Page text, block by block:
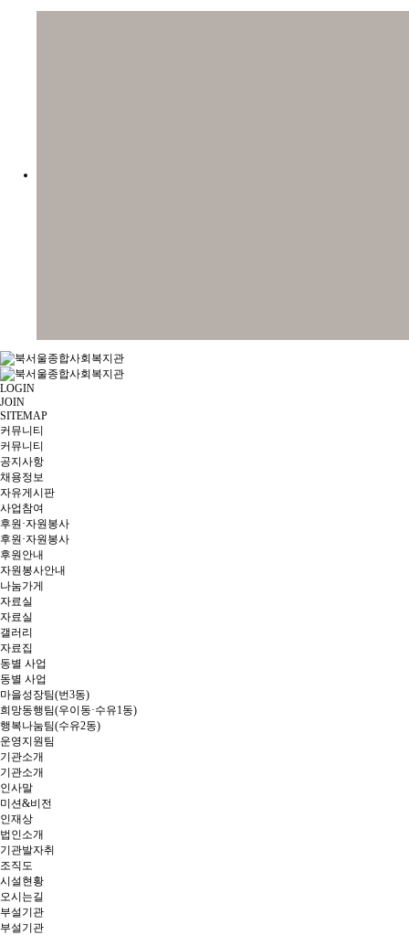
LOGIN
JOIN
SITEMAP
커뮤니티
커뮤니티
공지사항
채용정보
자유게시판
사업참여
후원·자원봉사
후원·자원봉사
후원안내
자원봉사안내
나눔가게
자료실
자료실
갤러리
자료집
동별 사업
동별 사업
마을성장팀(번3동)
희망동행팀(우이동·수유1동)
행복나눔팀(수유2동)
운영지원팀
기관소개
기관소개
인사말
미션&비전
인재상
법인소개
기관발자취
조직도
시설현황
오시는길
부설기관
부설기관